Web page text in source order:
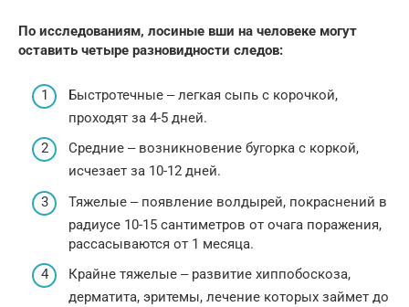
По исследованиям, лосиные вши на человеке могут
оставить четыре разновидности следов:
Быстротечные ‒ легкая сыпь с корочкой,
проходят за 4-5 дней.
Средние ‒ возникновение бугорка с коркой,
исчезает за 10-12 дней.
Тяжелые ‒ появление волдырей, покраснений в
радиусе 10-15 сантиметров от очага поражения,
рассасываются от 1 месяца.
Крайне тяжелые ‒ развитие хиппобоскоза,
дерматита, эритемы, лечение которых займет до